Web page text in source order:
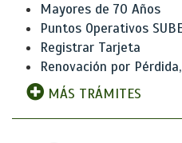
Mayores de 70 Años
Puntos Operativos
Registrar Tarjeta
Renovación por
MÁS TRÁMITES